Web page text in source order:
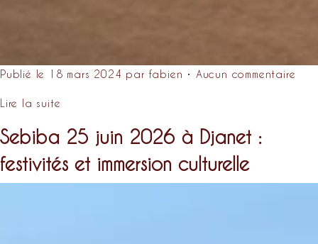
Publié le 18 mars 2024 par fabien • Aucun commentaire
Lire la suite
Sebiba 25 juin 2026 à Djanet :
festivités et immersion culturelle